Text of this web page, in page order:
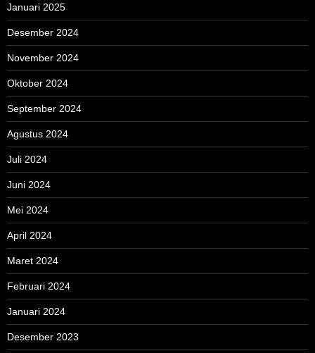
Januari 2025
Desember 2024
November 2024
Oktober 2024
September 2024
Agustus 2024
Juli 2024
Juni 2024
Mei 2024
April 2024
Maret 2024
Februari 2024
Januari 2024
Desember 2023